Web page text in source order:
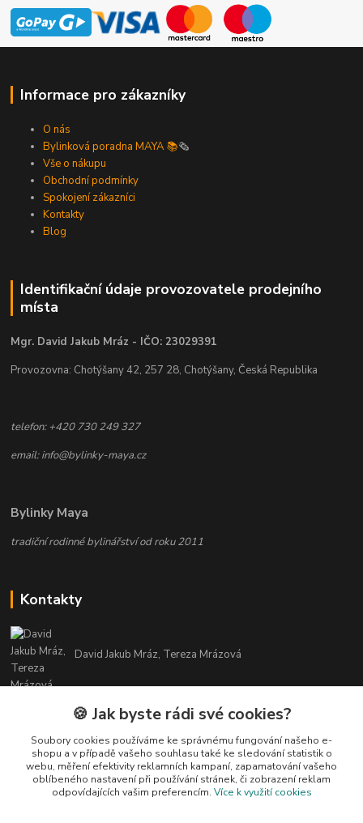
Informace pro zákazníky
O nás
Bylinková poradna MAYA 📚🗞️
Vše o nákupu
Obchodní podmínky
Spokojení zákazníci
Kontakty
Blog
Identifikační údaje provozovatele prodejního
místa
Mgr. David Jakub Mráz - IČO: 23029391
Provozovna: Chotýšany 42, 257 28, Chotýšany, Česká Republika
telefon: +420 730 249 327
email: info@bylinky-maya.cz
Bylinky Maya
tradiční rodinné bylinářství od roku 2011
Kontakty
David Jakub Mráz, Tereza Mrázová
info@bylinky-maya.cz
🍪 Jak byste rádi své cookies?
Soubory cookies používáme ke správnému fungování našeho e-
shopu a v případě vašeho souhlasu také ke sledování statistik o
webu, měření efektivity reklamních kampaní, zapamatování vašeho
oblíbeného nastavení při používání stránek, či zobrazení reklam
odpovídajících vašim preferencím. Více k využití cookies